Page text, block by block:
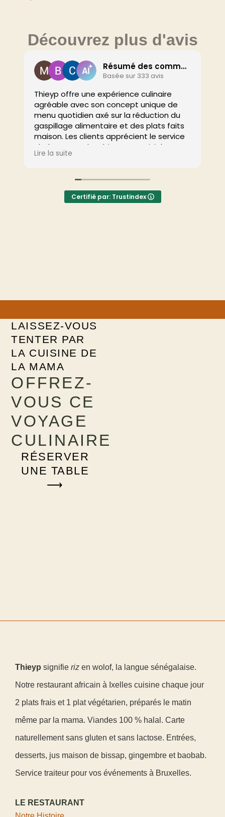
Découvrez plus d'avis
Résumé des commentaires
Basée sur 333 avis
Thieyp offre une expérience culinaire
agréable avec son concept unique de
menu quotidien axé sur la réduction du
gaspillage alimentaire et des plats faits
maison. Les clients apprécient le service
chaleureux et l’ambiance conviviale.
Malgré des avis divers sur l’originalité, la
appréciée. Une adresse charmante pour
les amateurs de bonne cuisine. Visitez
thieyp.be pour plus d'infos !
Lire la suite
Certifié par: Trustindex
LAISSEZ-VOUS
TENTER PAR
LA CUISINE DE
LA MAMA
OFFREZ-
VOUS CE
VOYAGE
CULINAIRE
RÉSERVER
UNE TABLE
⟶
Thieyp signifie riz en wolof, la langue sénégalaise.
Notre restaurant africain à Ixelles cuisine chaque jour
2 plats frais et 1 plat végétarien, préparés le matin
même par la mama. Viandes 100 % halal. Carte
naturellement sans gluten et sans lactose. Entrées,
desserts, jus maison de bissap, gingembre et baobab.
Service traiteur pour vos événements à Bruxelles.
LE RESTAURANT